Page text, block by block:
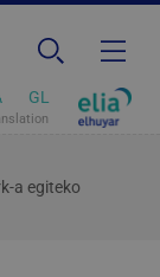
GL
a egiteko